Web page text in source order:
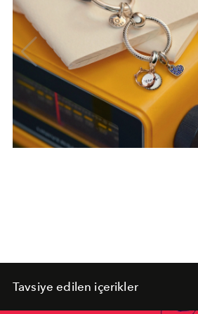
Tavsiye edilen içerikler